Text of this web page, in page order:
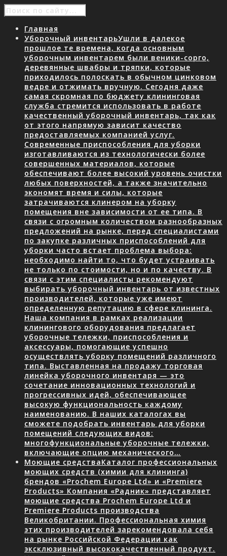
Главная
Уборочный инвентарьУшли в далекое
прошлое те времена, когда основным
уборочным инвентарем были веники-сорго,
деревянные швабры и тряпки, которые
приходилось полоскать в обычном цинковом
ведре и отжимать вручную. Сегодня даже
самая скромная по бюджету клининговая
служба стремится использовать в работе
качественный уборочный инвентарь, так как
от этого напрямую зависит качество
предоставляемых компанией услуг.
Современные приспособления для уборки
изготавливаются из технологически более
совершенных материалов, которые
обеспечивают более высокий уровень очистки
любых поверхностей, а также значительно
экономят время и силы, которые
затрачиваются клинером на уборку
помещения вне зависимости от ее типа. В
связи с огромным количеством разнообразных
предложений на рынке, перед специалистами
по закупке различных приспособлений для
уборки часто встает проблема выбора:
необходимо найти то, что будет устраивать
не только по стоимости, но и по качеству. В
связи с этим специалисты рекомендуют
выбирать уборочный инвентарь от известных
производителей, которые уже имеют
определенную репутацию в сфере клининга.
Наша компания в рамках реализации
клинингового оборудования предлагает
уборочные тележки, приспособления и
аксессуары, помогающие успешно
осуществлять уборку помещений различного
типа. Выставленная на продажу торговая
линейка уборочного инвентаря — это
сочетание инновационных технологий и
прогрессивных идей, обеспечивающее
высокую функциональность каждому
наименованию. В наших каталогах вы
сможете подобрать инвентарь для уборки
помещений следующих видов:
многофункциональные уборочные тележки,
включающие опцию механического…
Моющие средстваКаталог профессиональных
моющих средств (химии для клининга)
брендов «Prochem Europe Ltd» и «Premiere
Products» Компания «Радник» представляет
моющие средства Prochem Europe Ltd и
Premiere Products производства
Великобритании. Профессиональная химия
этих производителей зарекомендовала себя
на рынке Российской Федерации как
эксклюзивный высококачественный продукт.